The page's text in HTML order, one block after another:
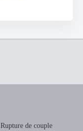
Rupture de couple